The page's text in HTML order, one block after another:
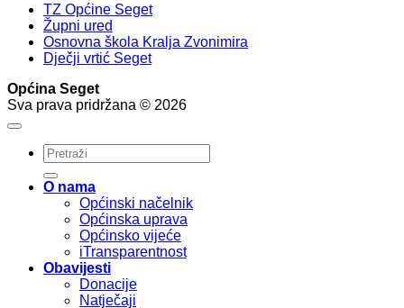
TZ Općine Seget
Župni ured
Osnovna škola Kralja Zvonimira
Dječji vrtić Seget
Općina Seget
Sva prava pridržana © 2026
O nama
Općinski načelnik
Općinska uprava
Općinsko vijeće
iTransparentnost
Obavijesti
Donacije
Natječaji